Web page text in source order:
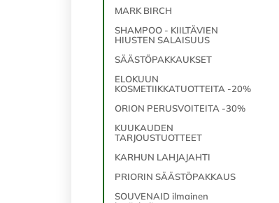
MARK BIRCH
SHAMPOO - KIILTÄVIEN
HIUSTEN SALAISUUS
SÄÄSTÖPAKKAUKSET
ELOKUUN
KOSMETIIKKATUOTTEITA -20%
ORION PERUSVOITEITA -30%
KUUKAUDEN
TARJOUSTUOTTEET
KARHUN LAHJAJAHTI
PRIORIN SÄÄSTÖPAKKAUS
SOUVENAID ilmainen